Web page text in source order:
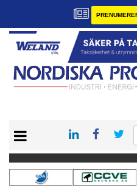
KONTAKT
VÅRA ANDRA MAGASIN